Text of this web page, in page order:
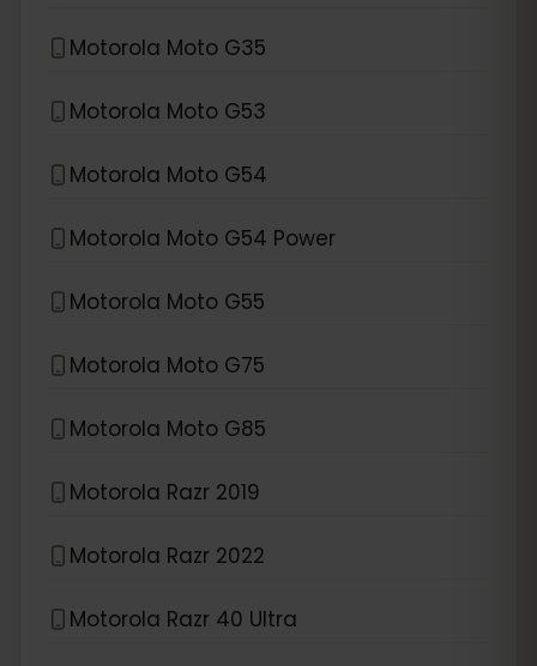
Motorola Moto G35
Motorola Moto G53
Motorola Moto G54
Motorola Moto G54 Power
Motorola Moto G55
Motorola Moto G75
Motorola Moto G85
Motorola Razr 2019
Motorola Razr 2022
Motorola Razr 40 Ultra